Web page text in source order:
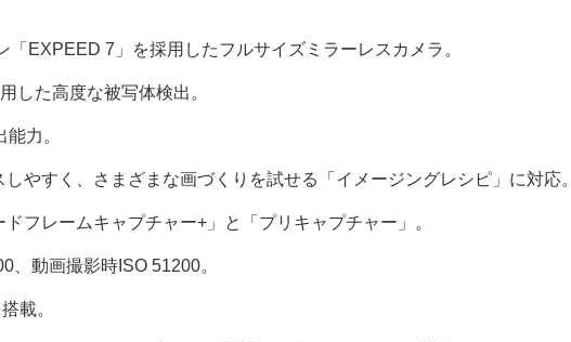
EXPEED 7」を採用したフルサイズミラーレスカメラ。
した高度な被写体検出。
力。
やすく、さまざまな画づくりを試せる「イメージングレシピ」に対応。
フレームキャプチャー+」と「プリキャプチャー」。
、動画撮影時ISO 51200。
載。